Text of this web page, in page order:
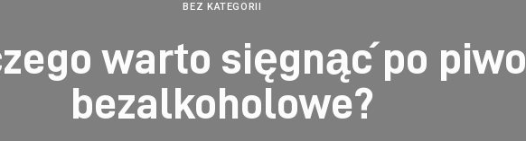
BEZ KATEGORII
warto sięgnąć po piwo
bezalkoholowe?